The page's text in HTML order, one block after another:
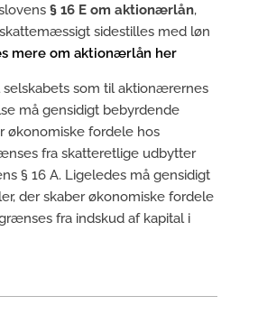
§ 16 E om aktionærlån,
sidestilles med løn
mere om aktionærlån her
selskabets som til aktionærernes
må gensidigt bebyrdende
økonomiske fordele hos
fra skatteretlige udbytter
§ 16 A. Ligeledes må gensidigt
der skaber økonomiske fordele
fra indskud af kapital i